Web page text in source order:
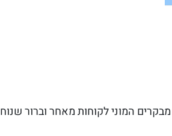
מבקרים המוני לקוחות מאחר וברור שנוח